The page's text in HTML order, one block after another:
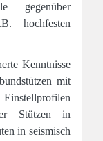
gegenüber
hochfesten
Kenntnisse
mit
Stützen in
in seismisch